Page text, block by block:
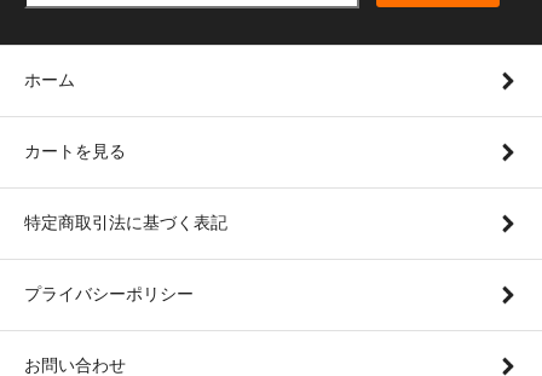
ホーム
カートを見る
特定商取引法に基づく表記
プライバシーポリシー
お問い合わせ